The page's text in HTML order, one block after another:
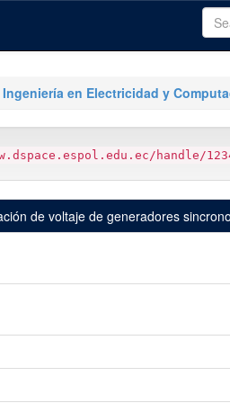
en Electricidad y
handle/
de voltaje de generadores